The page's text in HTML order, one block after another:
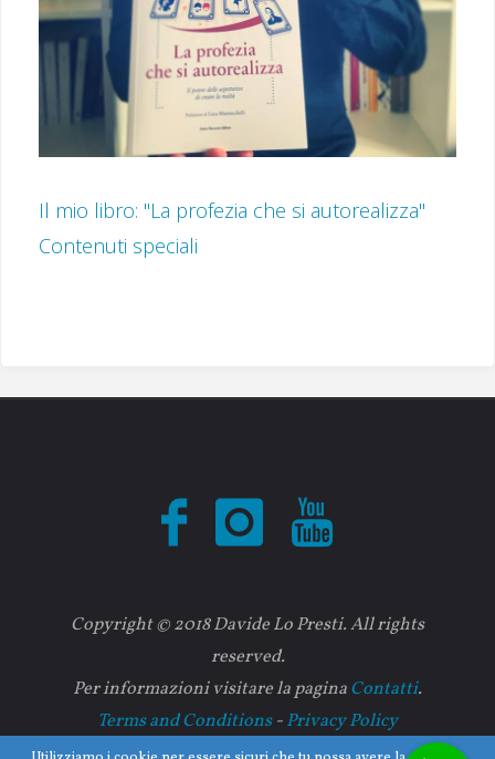
Il mio libro: "La profezia che si autorealizza"
Contenuti speciali
Copyright © 2018 Davide Lo Presti. All rights
reserved.
Per informazioni visitare la paginaContatti.
Terms and Conditions-Privacy Policy